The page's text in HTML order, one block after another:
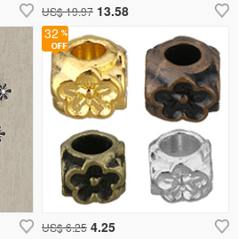
US$ 19.97 13.58
32
US$ 6.25 4.25